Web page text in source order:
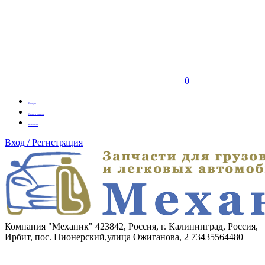
0
Бренды
Оплата заказа
Вакансии
Вход / Регистрация
Компания "Механик" 423842, Россия, г. Калининград, Россия,
Ирбит, пос. Пионерский,улица Ожиганова, 2 73435564480